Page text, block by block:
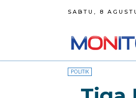
SABTU, 8
POLITIK